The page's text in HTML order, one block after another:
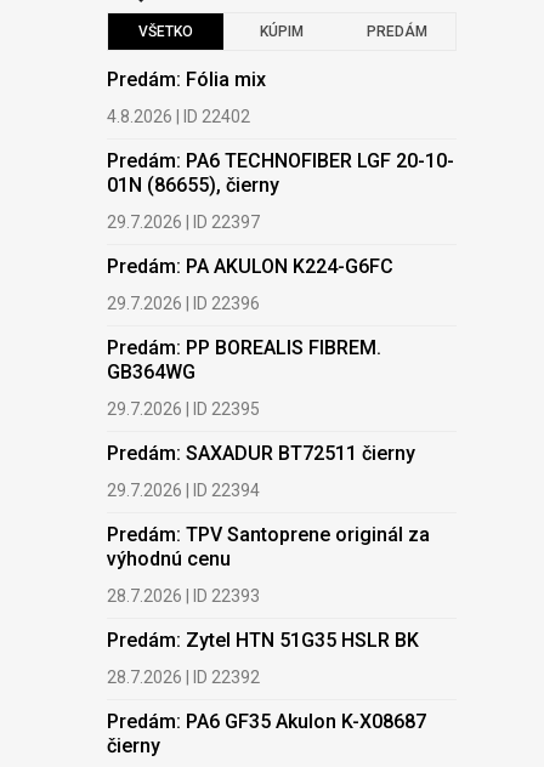
BGS: Plastové
komponenty pre
energetickú
infraštruktúru –
plasty v praxi
VŠETKO KÚPIM PREDÁM
Predám: Fólia mix
4.8.2026 | ID 22402
Predám: PA6 TECHNOFIBER LGF 20-10-
01N (86655), čierny
29.7.2026 | ID 22397
Predám: PA AKULON K224-G6FC
29.7.2026 | ID 22396
Predám: PP BOREALIS FIBREM.
GB364WG
29.7.2026 | ID 22395
Predám: SAXADUR BT72511 čierny
29.7.2026 | ID 22394
Predám: TPV Santoprene originál za
výhodnú cenu
28.7.2026 | ID 22393
Predám: Zytel HTN 51G35 HSLR BK
28.7.2026 | ID 22392
Predám: PA6 GF35 Akulon K-X08687
čierny